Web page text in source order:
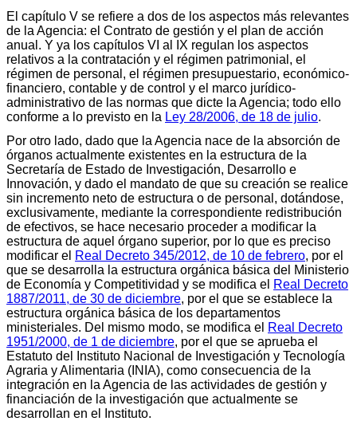
El capítulo V se refiere a dos de los aspectos más relevantes
de la Agencia: el Contrato de gestión y el plan de acción
anual. Y ya los capítulos VI al IX regulan los aspectos
relativos a la contratación y el régimen patrimonial, el
régimen de personal, el régimen presupuestario, económico-
financiero, contable y de control y el marco jurídico-
administrativo de las normas que dicte la Agencia; todo ello
conforme a lo previsto en la Ley 28/2006, de 18 de julio.
Por otro lado, dado que la Agencia nace de la absorción de
órganos actualmente existentes en la estructura de la
Secretaría de Estado de Investigación, Desarrollo e
Innovación, y dado el mandato de que su creación se realice
sin incremento neto de estructura o de personal, dotándose,
exclusivamente, mediante la correspondiente redistribución
de efectivos, se hace necesario proceder a modificar la
estructura de aquel órgano superior, por lo que es preciso
modificar el Real Decreto 345/2012, de 10 de febrero, por el
que se desarrolla la estructura orgánica básica del Ministerio
de Economía y Competitividad y se modifica el Real Decreto
1887/2011, de 30 de diciembre, por el que se establece la
estructura orgánica básica de los departamentos
ministeriales. Del mismo modo, se modifica el Real Decreto
1951/2000, de 1 de diciembre, por el que se aprueba el
Estatuto del Instituto Nacional de Investigación y Tecnología
Agraria y Alimentaria (INIA), como consecuencia de la
integración en la Agencia de las actividades de gestión y
financiación de la investigación que actualmente se
desarrollan en el Instituto.